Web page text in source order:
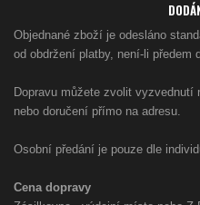
Objednané zboží je odesláno
od obdržení platby, není-li předem
Dopravu můžete zvolit
nebo doručení přímo na adresu.
Osobní předání je pouze dle
Cena dopravy